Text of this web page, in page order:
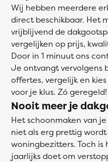
Wij hebben meerdere
direct beschikbaar. Het
vrijblijvend de
vergelijken op prijs,
Door in 1 minuut ons
Je ontvangt vervolgens
offertes, vergelijk en
voor je klus. Zó geregeld!
Nooit meer je
Het schoonmaken van
niet als erg prettig
woningbezitters. Toch
jaarlijks doet om